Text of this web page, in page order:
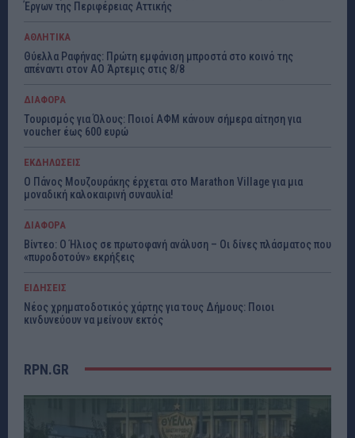
Έργων της Περιφέρειας Αττικής
ΑΘΛΗΤΙΚΑ
Θύελλα Ραφήνας: Πρώτη εμφάνιση μπροστά στο κοινό της
απέναντι στον ΑΟ Άρτεμις στις 8/8
ΔΙΑΦΟΡΑ
Τουρισμός για Όλους: Ποιοί ΑΦΜ κάνουν σήμερα αίτηση για
voucher έως 600 ευρώ
ΕΚΔΗΛΩΣΕΙΣ
Ο Πάνος Μουζουράκης έρχεται στο Marathon Village για μια
μοναδική καλοκαιρινή συναυλία!
ΔΙΑΦΟΡΑ
Βίντεο: Ο Ήλιος σε πρωτοφανή ανάλυση – Οι δίνες πλάσματος που
«πυροδοτούν» εκρήξεις
ΕΙΔΗΣΕΙΣ
Νέος χρηματοδοτικός χάρτης για τους Δήμους: Ποιοι
κινδυνεύουν να μείνουν εκτός
RPN.GR